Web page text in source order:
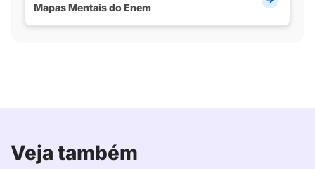
Mapas Mentais do Enem
Veja também